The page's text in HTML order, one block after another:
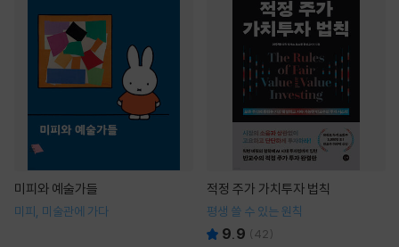
미피와 예술가들
미피, 미술관에 가다
적정 주가 가치투자 법칙
평생 쓸 수 있는 원칙
9.9 (42)